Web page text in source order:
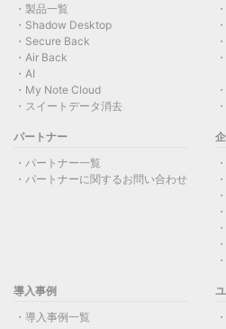
製品一覧
Shadow Desktop
Secure Back
Air Back
AI
My Note Cloud
スイートデータ消去
パートナー
パートナー一覧
パートナーに関するお問い合わせ
導入事例
導入事例一覧